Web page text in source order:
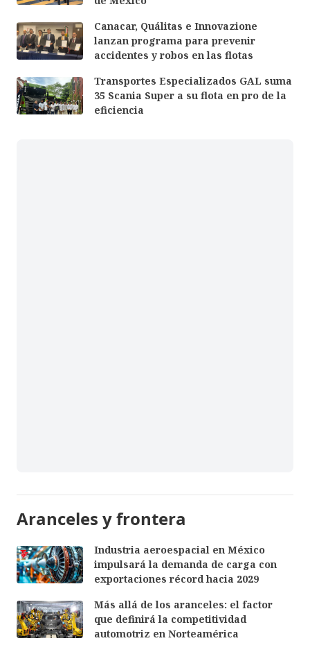
Canacar, Quálitas e Innovazione
lanzan programa para prevenir
accidentes y robos en las flotas
Transportes Especializados GAL suma
35 Scania Super a su flota en pro de la
eficiencia
Aranceles y frontera
Industria aeroespacial en México
impulsará la demanda de carga con
exportaciones récord hacia 2029
Más allá de los aranceles: el factor
que definirá la competitividad
automotriz en Norteamérica